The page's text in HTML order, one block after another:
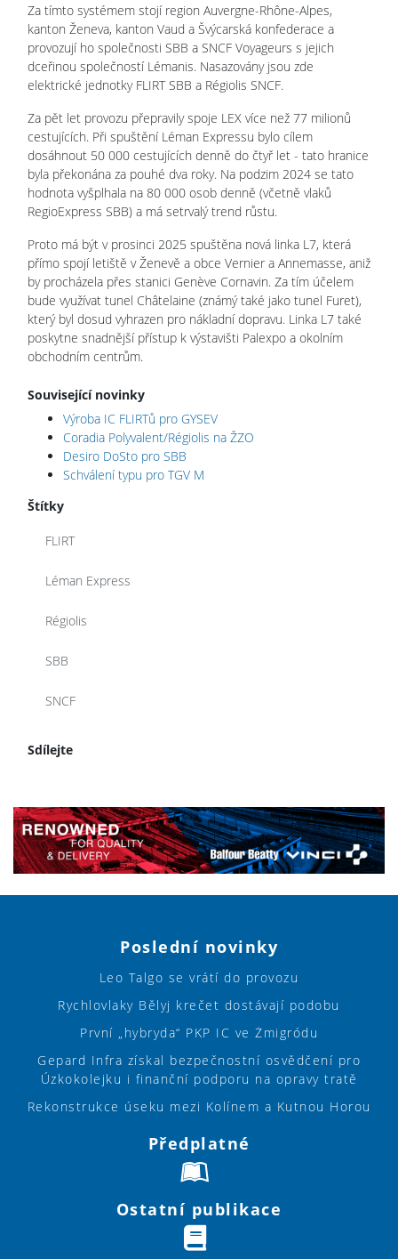
Za tímto systémem stojí region Auvergne-Rhône-Alpes,
kanton Ženeva, kanton Vaud a Švýcarská konfederace a
provozují ho společnosti SBB a SNCF Voyageurs s jejich
dceřinou společností Lémanis. Nasazovány jsou zde
elektrické jednotky FLIRT SBB a Régiolis SNCF.
Za pět let provozu přepravily spoje LEX více než 77 milionů
cestujících. Při spuštění Léman Expressu bylo cílem
dosáhnout 50 000 cestujících denně do čtyř let - tato hranice
byla překonána za pouhé dva roky. Na podzim 2024 se tato
hodnota vyšplhala na 80 000 osob denně (včetně vlaků
RegioExpress SBB) a má setrvalý trend růstu.
Proto má být v prosinci 2025 spuštěna nová linka L7, která
přímo spojí letiště v Ženevě a obce Vernier a Annemasse, aniž
by procházela přes stanici Genève Cornavin. Za tím účelem
bude využívat tunel Châtelaine (známý také jako tunel Furet),
který byl dosud vyhrazen pro nákladní dopravu. Linka L7 také
poskytne snadnější přístup k výstavišti Palexpo a okolním
obchodním centrům.
Související novinky
Výroba IC FLIRTů pro GYSEV
Coradia Polyvalent/Régiolis na ŽZO
Desiro DoSto pro SBB
Schválení typu pro TGV M
Štítky
FLIRT
Léman Express
Régiolis
SBB
SNCF
Sdílejte
Poslední novinky
Leo Talgo se vrátí do provozu
Rychlovlaky Bělyj krečet dostávají podobu
První „hybryda“ PKP IC ve Żmigródu
Gepard Infra získal bezpečnostní osvědčení pro
Úzkokolejku i finanční podporu na opravy tratě
Rekonstrukce úseku mezi Kolínem a Kutnou Horou
Předplatné
Ostatní publikace